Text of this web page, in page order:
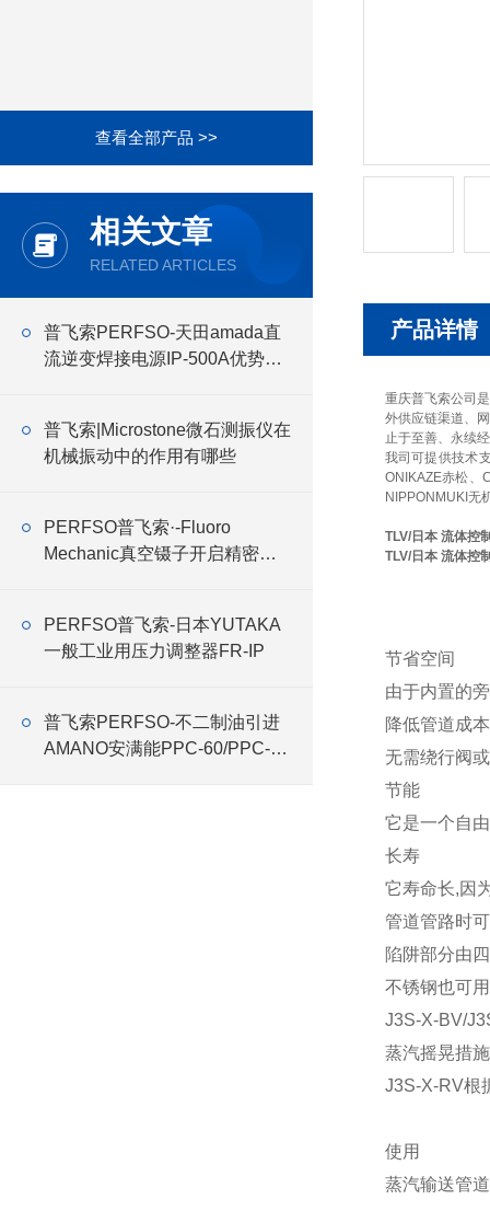
查看全部产品 >>
相关文章
RELATED ARTICLES
普飞索PERFSO-天田amada直
流逆变焊接电源IP-500A优势介
普飞索|Microstone微石测振仪在
机械振动中的作用有哪些
PERFSO普飞索·-Fluoro
Mechanic真空镊子开启精密操
PERFSO普飞索-日本YUTAKA
一般工业用压力调整器FR-IP
普飞索PERFSO-不二制油引进
AMANO安满能PPC-60/PPC-75
产品详情
重庆普飞索公司
外供应链渠道、
止于至善、永续
我司可提供技术
ONIKAZE赤松、
NIPPONMUKI无
TLV/日本 流体控
TLV/日本 流体控
节省空间
由于内置的
降低管道成本
无需绕行阀
节能
它是一个自
长寿
它寿命长,因
管道管路时
陷阱部分由
不锈钢也可用
J3S-X-BV/
蒸汽摇晃措施
J3S-X-RV根
使用
蒸汽输送管